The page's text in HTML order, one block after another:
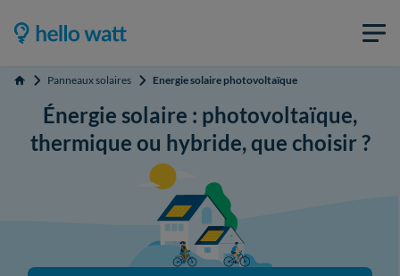
Accueil Panneaux solaires Energie solaire photovoltaïque
Énergie solaire : photovoltaïque,
thermique ou hybride, que choisir ?